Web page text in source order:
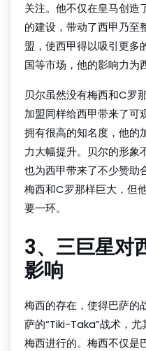
关注。他不仅在皇马创造
的建设，带动了西甲乃至
盟，使西甲得以吸引更多
国等市场，他的影响力为
贝尔虽然没有梅西和C罗
加盟同样给西甲带来了可
拥有很高的知名度，他的
力大幅提升。贝尔的形象
也为西甲带来了不少赞助
梅西和C罗那样巨大，但
要一环。
3、三巨星对
影响
梅西的存在，使得巴萨的
萨的“Tiki-Taka”战术，
梅西进行的。梅西不仅是